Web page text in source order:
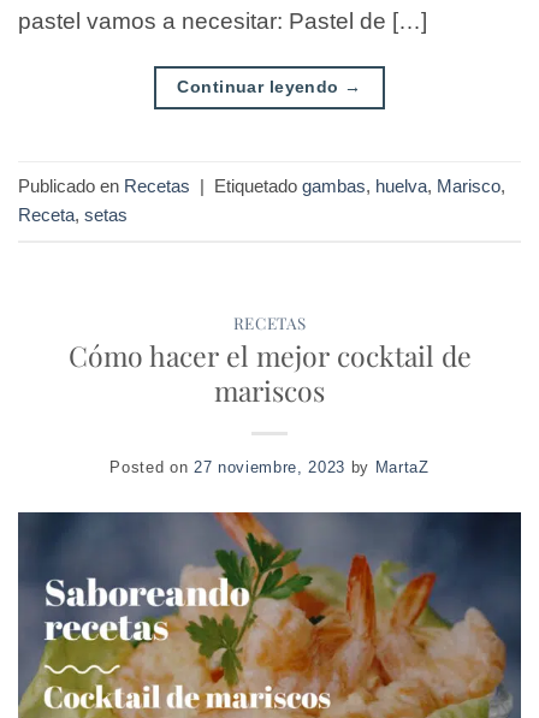
pastel vamos a necesitar: Pastel de […]
Continuar leyendo →
Publicado en Recetas | Etiquetado gambas, huelva, Marisco,
Receta, setas
RECETAS
Cómo hacer el mejor cocktail de
mariscos
Posted on 27 noviembre, 2023 by MartaZ